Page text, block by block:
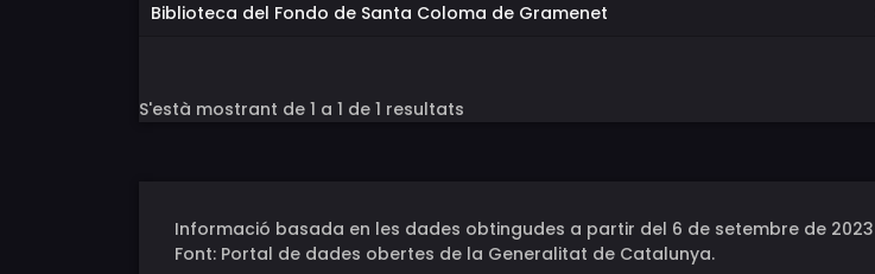
Biblioteca del Fondo de Santa Coloma de Gramenet
S'està mostrant de 1 a 1 de 1 resultats
Informació basada en les dades obtingudes a partir del 6 de setembre de 2023
Font: Portal de dades obertes de la Generalitat de Catalunya.